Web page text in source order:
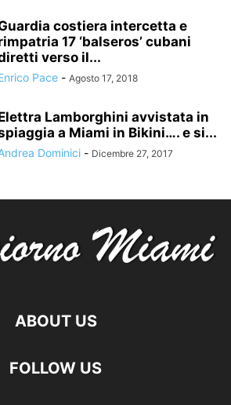
costiera intercetta e
17 ‘balseros’ cubani
verso il...
Pace - Agosto 17, 2018
Lamborghini avvistata in
a Miami in Bikini…. e si...
Dominici - Dicembre 27, 2017
ABOUT US
FOLLOW US